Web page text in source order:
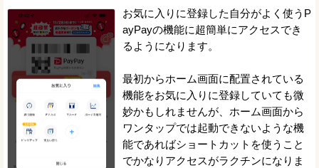
お気に入りに登録した自分がよく使うP
ayPayの機能に超簡単にアクセスでき
るようになります。
最初からホーム画面に配置されている
機能をお気に入りに登録していても微
妙かもしれませんが、ホーム画面から
ワンタップでは起動できないような機
能であればショートカットを使うこと
でかなりアクセスがラクチンになりま